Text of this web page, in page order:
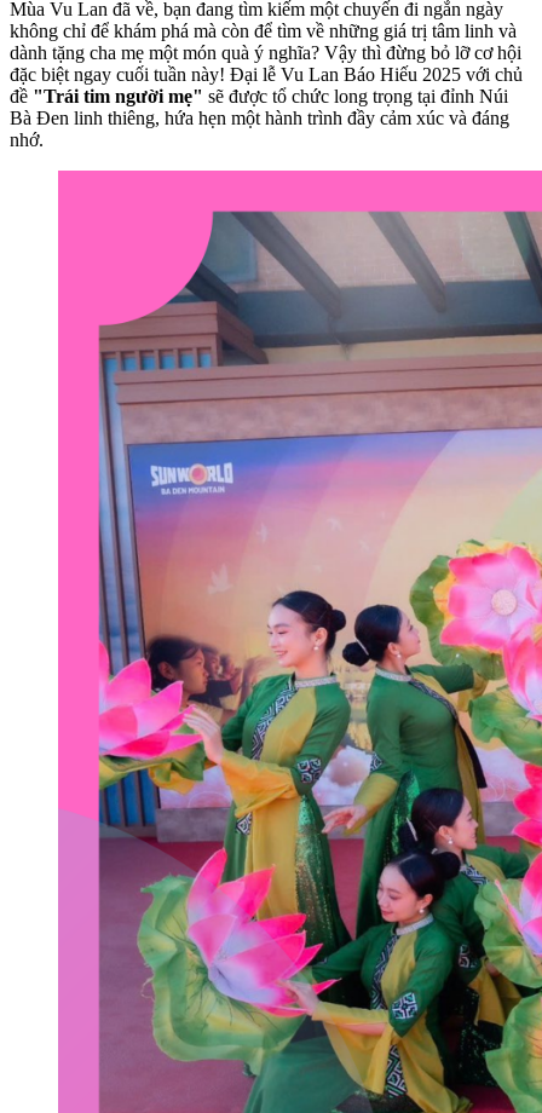
Mùa Vu Lan đã về, bạn đang tìm kiếm một chuyến đi ngắn ngày
không chỉ để khám phá mà còn để tìm về những giá trị tâm linh và
dành tặng cha mẹ một món quà ý nghĩa? Vậy thì đừng bỏ lỡ cơ hội
đặc biệt ngay cuối tuần này! Đại lễ Vu Lan Báo Hiếu 2025 với chủ
đề "Trái tim người mẹ" sẽ được tổ chức long trọng tại đỉnh Núi
Bà Đen linh thiêng, hứa hẹn một hành trình đầy cảm xúc và đáng
nhớ.